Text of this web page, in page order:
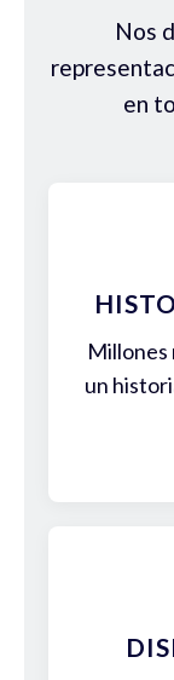
Nos
en
Millones
un